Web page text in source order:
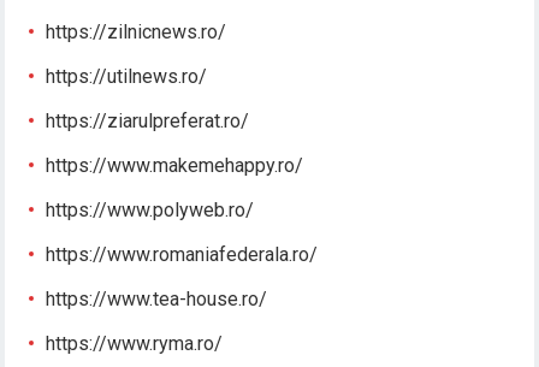
https://zilnicnews.ro/
https://utilnews.ro/
https://ziarulpreferat.ro/
https://www.makemehappy.ro/
https://www.polyweb.ro/
https://www.romaniafederala.ro/
https://www.tea-house.ro/
https://www.ryma.ro/